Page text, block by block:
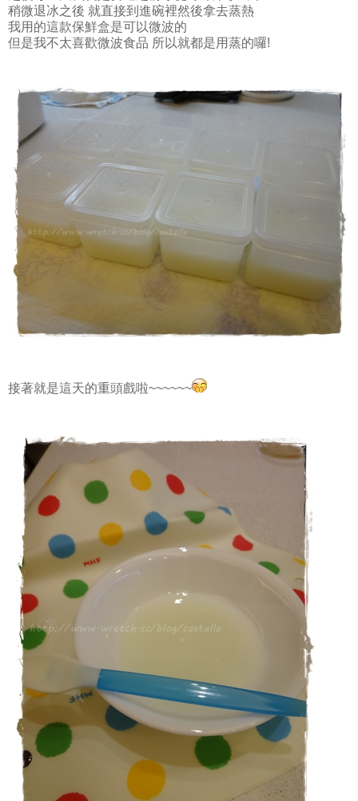
稍微退冰之後 就直接到進碗裡然後拿去蒸熱
我用的這款保鮮盒是可以微波的
但是我不太喜歡微波食品 所以就都是用蒸的囉!
接著就是這天的重頭戲啦~~~~~~